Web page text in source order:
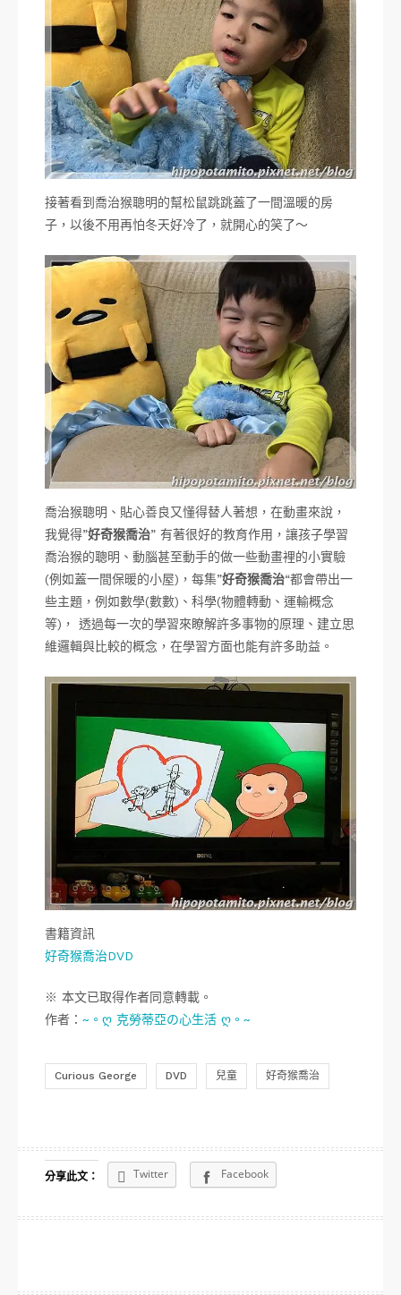
接著看到喬治猴聰明的幫松鼠跳跳蓋了一間溫暖的房
子，以後不用再怕冬天好冷了，就開心的笑了～
喬治猴聰明、貼心善良又懂得替人著想，在動畫來說，
我覺得”好奇猴喬治” 有著很好的教育作用，讓孩子學習
喬治猴的聰明、動腦甚至動手的做一些動畫裡的小實驗
(例如蓋一間保暖的小屋)，每集”好奇猴喬治“都會帶出一
些主題，例如數學(數數)、科學(物體轉動、運輸概念
等)， 透過每一次的學習來瞭解許多事物的原理、建立思
維邏輯與比較的概念，在學習方面也能有許多助益。
書籍資訊
好奇猴喬治DVD
※ 本文已取得作者同意轉載。
作者： ~。ღ 克勞蒂亞の心生活 ღ。~
Curious George DVD 兒童 好奇猴喬治
分享此文： Twitter Facebook